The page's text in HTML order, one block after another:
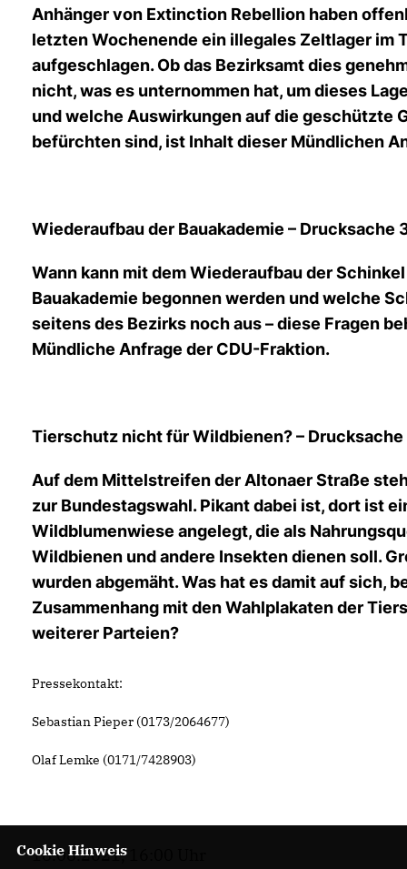
Anhänger von Extinction Rebellion haben
letzten Wochenende ein illegales Zeltlager im
aufgeschlagen. Ob das Bezirksamt dies
nicht, was es unternommen hat, um dieses
und welche Auswirkungen auf die geschützte
befürchten sind, ist Inhalt dieser Mündlichen
Wiederaufbau der Bauakademie – Drucksache
Wann kann mit dem Wiederaufbau der
Bauakademie begonnen werden und welche
seitens des Bezirks noch aus – diese Fragen
Mündliche Anfrage der CDU-Fraktion.
Tierschutz nicht für Wildbienen? –
Auf dem Mittelstreifen der Altonaer Straße
zur Bundestagswahl. Pikant dabei ist, dort ist
Wildblumenwiese angelegt, die als
Wildbienen und andere Insekten dienen soll.
wurden abgemäht. Was hat es damit auf sich,
Zusammenhang mit den Wahlplakaten der
weiterer Parteien?
Pressekontakt:
Sebastian Pieper (0173/2064677)
Olaf Lemke (0171/7428903)
18.08.2021, 16:00 Uhr
Cookie Hinweis